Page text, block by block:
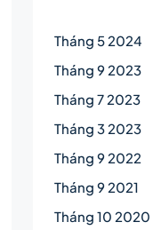
Tháng 5 2024
Tháng 9 2023
Tháng 7 2023
Tháng 3 2023
Tháng 9 2022
Tháng 9 2021
Tháng 10 2020